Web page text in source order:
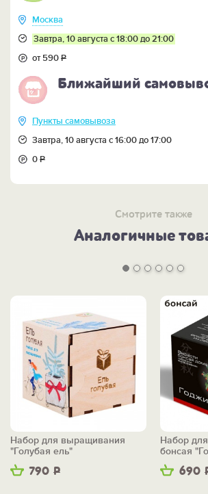
Москва
Завтра, 10 августа с 18:00 до 21:00
от 590Р
Ближайший
Пункты самовывоза
Завтра, 10 августа с 16:00 до 17:00
0Р
Смотрите также
Аналогичные
790 Р
Набор для выращивания
"Голубая ель"
690
Набор
бонсая